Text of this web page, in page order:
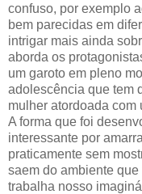
confuso, por exemplo
bem parecidas em
intrigar mais ainda
aborda os
um garoto em pleno
adolescência que tem
mulher atordoada com
A forma que foi
interessante por
praticamente sem
saem do ambiente
trabalha nosso